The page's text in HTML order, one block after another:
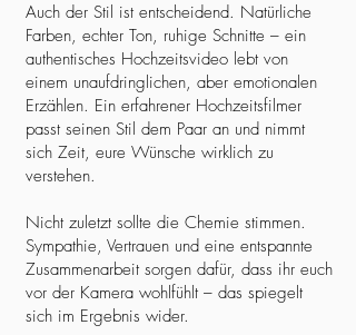
Auch der Stil ist entscheidend. Natürliche
Farben, echter Ton, ruhige Schnitte – ein
authentisches Hochzeitsvideo lebt von
einem unaufdringlichen, aber emotionalen
Erzählen. Ein erfahrener Hochzeitsfilmer
passt seinen Stil dem Paar an und nimmt
sich Zeit, eure Wünsche wirklich zu
verstehen.
Nicht zuletzt sollte die Chemie stimmen.
Sympathie, Vertrauen und eine entspannte
Zusammenarbeit sorgen dafür, dass ihr euch
vor der Kamera wohlfühlt – das spiegelt
sich im Ergebnis wider.